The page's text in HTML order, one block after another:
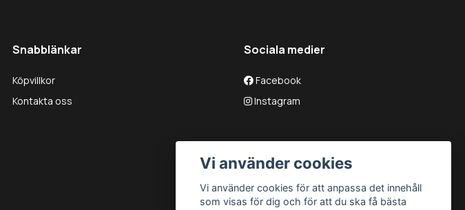
Snabblänkar
Köpvillkor
Kontakta oss
Sociala medier
Facebook
Instagram
Vi använder cookies
Vi använder cookies för att anpassa det innehåll
som visas för dig och för att du ska få bästa